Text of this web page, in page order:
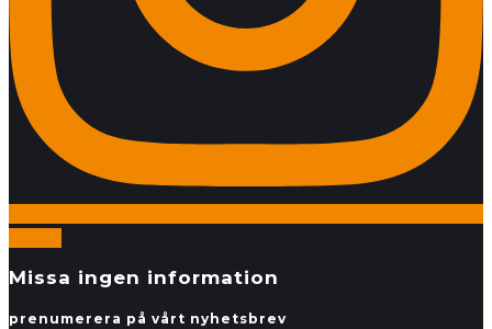
Missa ingen information
prenumerera på vårt nyhetsbrev